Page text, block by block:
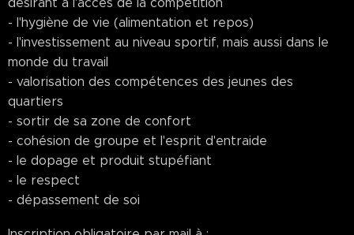
- l'hygiène de vie (alimentation et repos)
- l'investissement au niveau sportif, mais aussi dans le
monde du travail
- valorisation des compétences des jeunes des
quartiers
- sortir de sa zone de confort
- cohésion de groupe et l'esprit d'entraide
- le dopage et produit stupéfiant
- le respect
- dépassement de soi